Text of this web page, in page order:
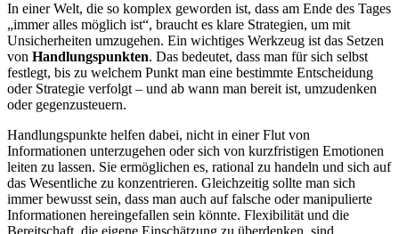
In einer Welt, die so komplex geworden ist, dass am Ende des Tages
„immer alles möglich ist“, braucht es klare Strategien, um mit
Unsicherheiten umzugehen. Ein wichtiges Werkzeug ist das Setzen
von Handlungspunkten. Das bedeutet, dass man für sich selbst
festlegt, bis zu welchem Punkt man eine bestimmte Entscheidung
oder Strategie verfolgt – und ab wann man bereit ist, umzudenken
oder gegenzusteuern.
Handlungspunkte helfen dabei, nicht in einer Flut von
Informationen unterzugehen oder sich von kurzfristigen Emotionen
leiten zu lassen. Sie ermöglichen es, rational zu handeln und sich auf
das Wesentliche zu konzentrieren. Gleichzeitig sollte man sich
immer bewusst sein, dass man auch auf falsche oder manipulierte
Informationen hereingefallen sein könnte. Flexibilität und die